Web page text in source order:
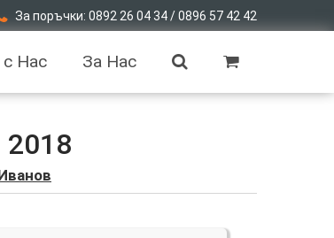
За поръчки: 0892 26 04 34 / 0896 57 42 42
с Нас За Нас